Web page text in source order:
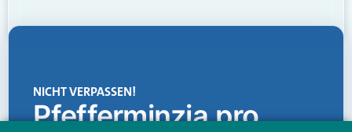
NICHT VERPASSEN!
Pfefferminzia.pro